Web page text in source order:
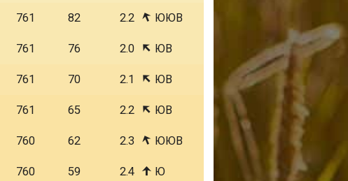
761 82 2.2 ЮЮВ
761 76 2.0 ЮВ
761 70 2.1 ЮВ
761 65 2.2 ЮВ
760 62 2.3 ЮЮВ
760 59 2.4 Ю